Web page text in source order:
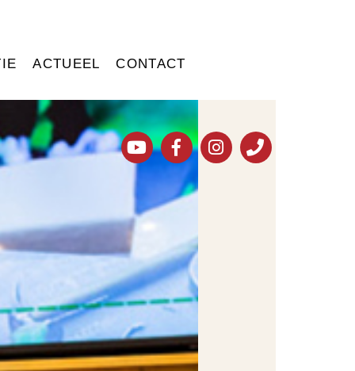
ACTUEEL CONTACT